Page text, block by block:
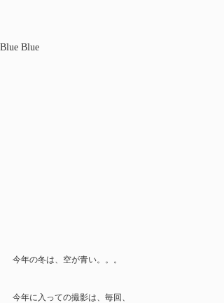
Blue Blue
今年の冬は、空が青い。。。
今年に入っての撮影は、毎回、